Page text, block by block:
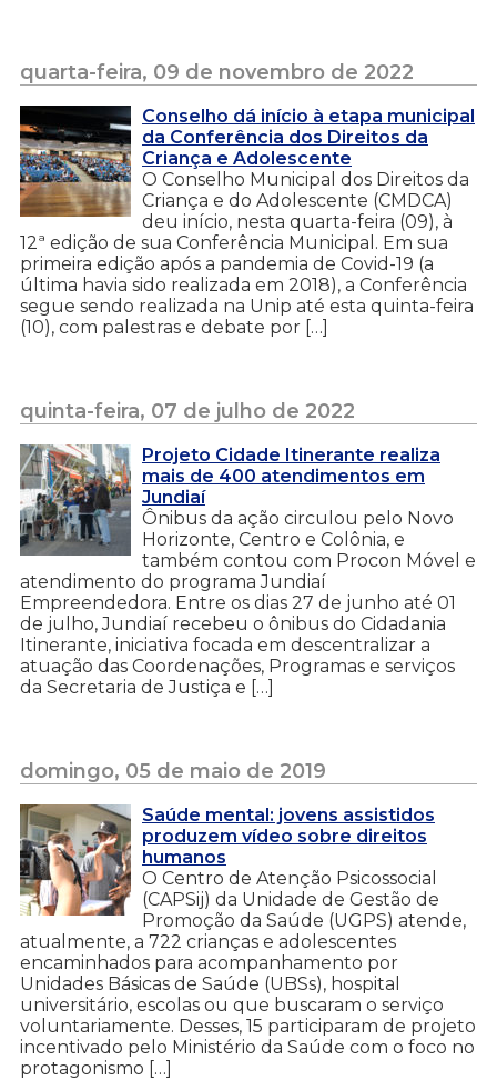
quarta-feira, 09 de novembro de 2022
Conselho dá início à etapa municipal
da Conferência dos Direitos da
Criança e Adolescente
O Conselho Municipal dos Direitos da
Criança e do Adolescente (CMDCA)
deu início, nesta quarta-feira (09), à
12ª edição de sua Conferência Municipal. Em sua
primeira edição após a pandemia de Covid-19 (a
última havia sido realizada em 2018), a Conferência
segue sendo realizada na Unip até esta quinta-feira
(10), com palestras e debate por […]
quinta-feira, 07 de julho de 2022
Projeto Cidade Itinerante realiza
mais de 400 atendimentos em
Jundiaí
Ônibus da ação circulou pelo Novo
Horizonte, Centro e Colônia, e
também contou com Procon Móvel e
atendimento do programa Jundiaí
Empreendedora. Entre os dias 27 de junho até 01
de julho, Jundiaí recebeu o ônibus do Cidadania
Itinerante, iniciativa focada em descentralizar a
atuação das Coordenações, Programas e serviços
da Secretaria de Justiça e […]
domingo, 05 de maio de 2019
Saúde mental: jovens assistidos
produzem vídeo sobre direitos
humanos
O Centro de Atenção Psicossocial
(CAPSij) da Unidade de Gestão de
Promoção da Saúde (UGPS) atende,
atualmente, a 722 crianças e adolescentes
encaminhados para acompanhamento por
Unidades Básicas de Saúde (UBSs), hospital
universitário, escolas ou que buscaram o serviço
voluntariamente. Desses, 15 participaram de projeto
incentivado pelo Ministério da Saúde com o foco no
protagonismo […]